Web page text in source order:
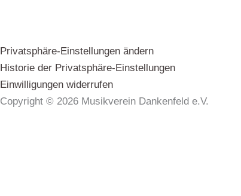
Privatsphäre-Einstellungen ändern
Historie der Privatsphäre-Einstellungen
Einwilligungen widerrufen
Copyright © 2026 Musikverein Dankenfeld e.V.